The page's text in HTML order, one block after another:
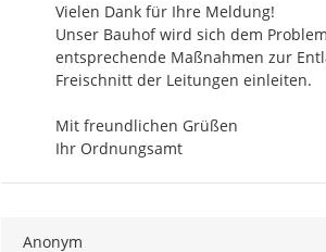
Vielen Dank für Ihre Meldung!
Unser Bauhof wird sich dem
entsprechende Maßnahmen zur
Freischnitt der Leitungen einleiten.
Mit freundlichen Grüßen
Ihr Ordnungsamt
Anonym